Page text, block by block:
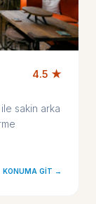
4.5 ★
sakin arka
KONUMA GIT →